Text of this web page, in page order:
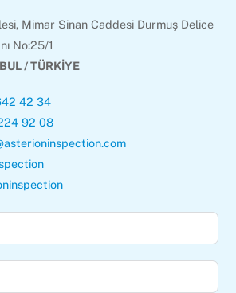
Mimar Sinan Caddesi Durmuş Delice
No:25/1
/ TÜRKİYE
42 34
92 08